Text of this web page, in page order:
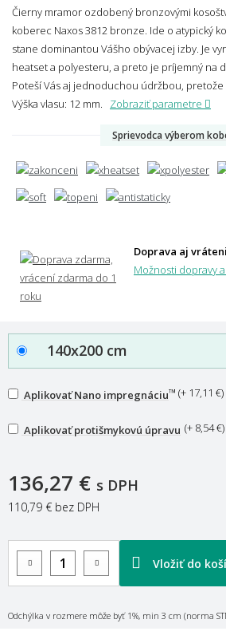
Čierny mramor ozdobený bronzovými
koberec Naxos 3812 bronze. Ide o atypický
stane dominantou Vášho obývacej izby. Je
heatset a polyesteru, a preto je príjemný na
Poteší Vás aj jednoduchou údržbou, pretože
Výška vlasu: 12 mm.
Zobraziť parametre
Sprievodca výberom
Doprava aj
Možnosti dopravy
140x200 cm
Aplikovať Nano impregnáciu™ (+ 17,11 €)
Aplikovať protišmykovú úpravu (+ 8,54 €)
136,27 € s DPH
110,79 € bez DPH
Vložiť do
Odchýlka v rozmere môže byť 1%, min 3 cm (norma